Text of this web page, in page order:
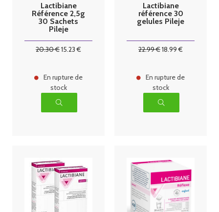
Lactibiane
Référence 2,5g
30 Sachets
Pileje
20.30€15.23 €
En rupture de
stock
Lactibiane
référence 30
gelules Pileje
22.99€18.99 €
En rupture de
stock